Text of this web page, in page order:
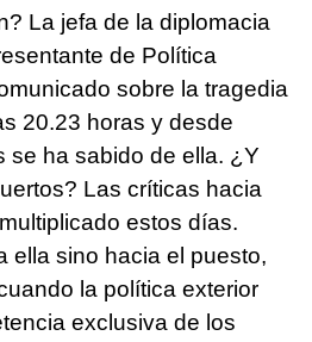
La jefa de la diplomacia
de Política
sobre la tragedia
20.23 horas y desde
se ha sabido de ella. ¿Y
Las críticas hacia
estos días.
ella sino hacia el puesto,
la política exterior
exclusiva de los